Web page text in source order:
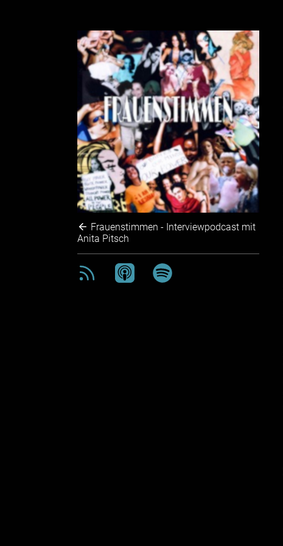
Frauenstimmen - Interviewpodcast mit
Anita Pitsch